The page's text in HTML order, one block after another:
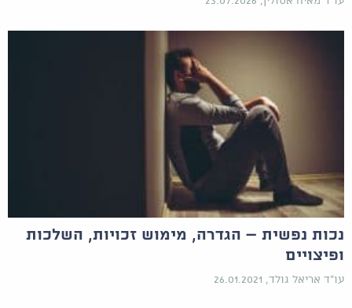
נכות נפשית – הגדרה, מימוש זכויות, השלכות
ופיצויים
עו"ד אריאל גולד, 26.01.2021